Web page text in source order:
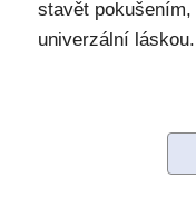
stavět
univerzální láskou.